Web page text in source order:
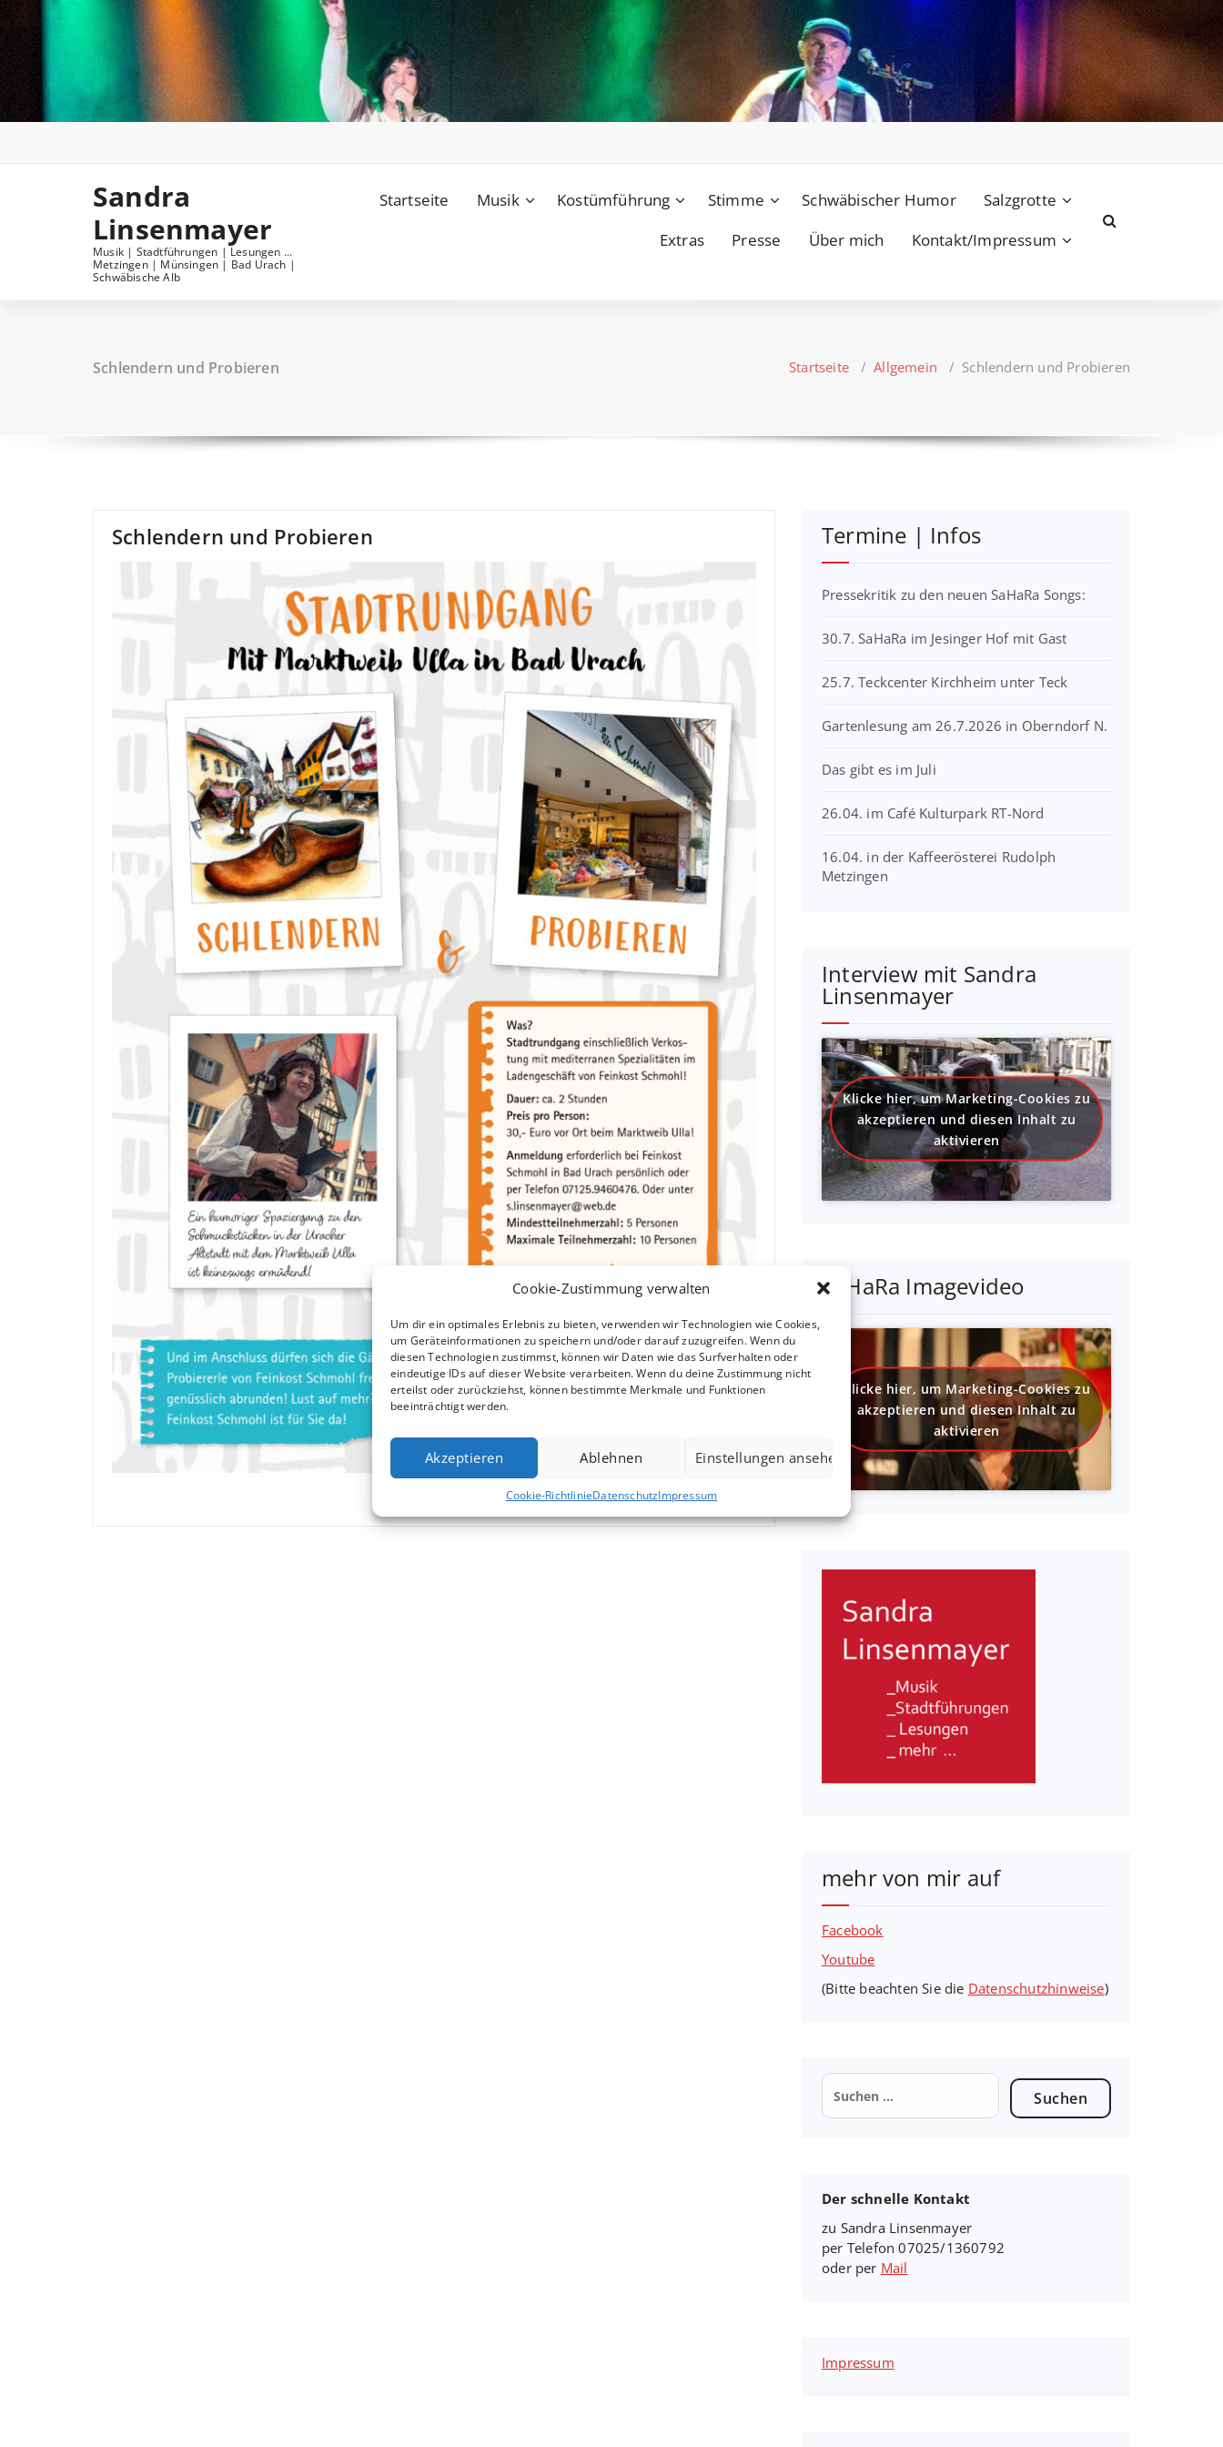
Cookie-Zustimmung verwalten
Um dir ein optimales Erlebnis zu bieten, verwenden wir Technologien wie Cookies,
um Geräteinformationen zu speichern und/oder darauf zuzugreifen. Wenn du
diesen Technologien zustimmst, können wir Daten wie das Surfverhalten oder
eindeutige IDs auf dieser Website verarbeiten. Wenn du deine Zustimmung nicht
erteilst oder zurückziehst, können bestimmte Merkmale und Funktionen
beeinträchtigt werden.
Akzeptieren Ablehnen Einstellungen ansehen
Cookie-RichtlinieDatenschutzImpressum
content
Sandra
Linsenmayer
Musik | Stadtführungen | Lesungen ...
Metzingen | Münsingen | Bad Urach |
Schwäbische Alb
Startseite Musik Kostümführung Stimme Schwäbischer Humor
Salzgrotte
Extras
Presse Über mich Kontakt/Impressum
Schlendern und Probieren Startseite/Allgemein / Schlendern und Probieren
Schlendern und Probieren Termine | Infos
Pressekritik zu den neuen SaHaRa Songs:
30.7. SaHaRa im Jesinger Hof mit Gast
25.7. Teckcenter Kirchheim unter Teck
Gartenlesung am 26.7.2026 in Oberndorf N.
Das gibt es im Juli
26.04. im Café Kulturpark RT-Nord
16.04. in der Kaffeerösterei Rudolph
Metzingen
Interview mit Sandra
Linsenmayer
Klicke hier, um Marketing-Cookies zu
akzeptieren und diesen Inhalt zu
aktivieren
SaHaRa Imagevideo
Klicke hier, um Marketing-Cookies zu
akzeptieren und diesen Inhalt zu
aktivieren
mehr von mir auf
Facebook
Youtube
(Bitte beachten Sie die Datenschutzhinweise)
Suchen
nach:
Der schnelle Kontakt
zu Sandra Linsenmayer
per Telefon 07025/1360792
oder per Mail
Impressum